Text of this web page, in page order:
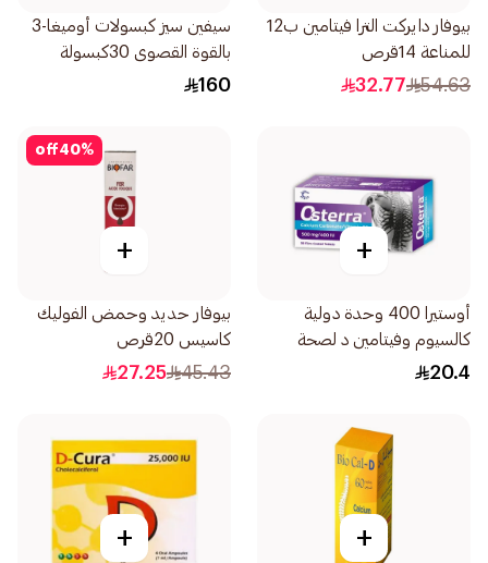
بيوفار دايركت الترا فيتامين ب12
للمناعة 14قرص
54.63
32.77
سيفين سيز كبسولات أوميغا-3
بالقوة القصوى 30كبسولة
160
+
أوستيرا 400 وحدة دولية
كالسيوم وفيتامين د لصحة
العظام 30قرص
20.4
40%
off
+
بيوفار حديد وحمض الفوليك
كاسيس 20قرص
45.43
27.25
+
+